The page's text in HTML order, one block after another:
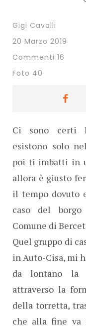
Gigi Cavalli
20 Marzo 2019
Commenti 16
Foto 40
Ci sono certi
esistono solo
poi ti imbatti in
allora è giusto
il tempo dovuto
caso del
Comune di
Quel gruppo di
in Auto-Cisa, mi
da lontano la
attraverso la
della torretta,
che alla fine va